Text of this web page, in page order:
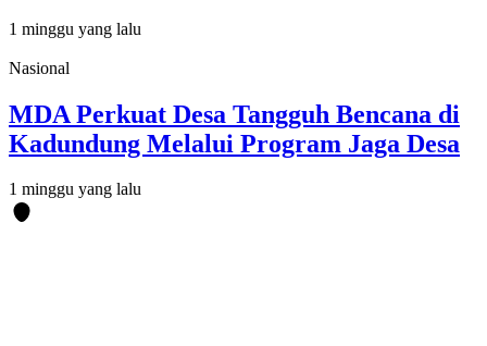
1 minggu yang lalu
Nasional
MDA Perkuat Desa Tangguh Bencana di
Kadundung Melalui Program Jaga Desa
1 minggu yang lalu